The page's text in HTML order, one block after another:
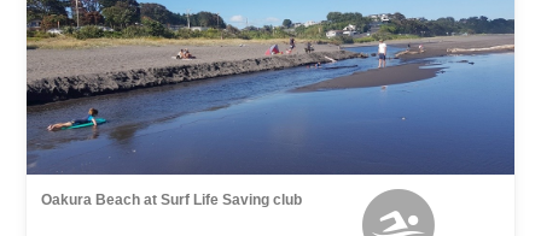
Oakura Beach at Surf Life Saving club